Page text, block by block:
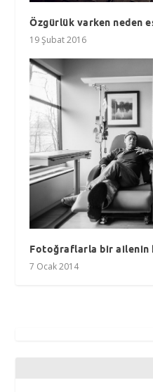
Özgürlük varken neden
19 Şubat 2016
Fotoğraflarla bir ailenin
7 Ocak 2014